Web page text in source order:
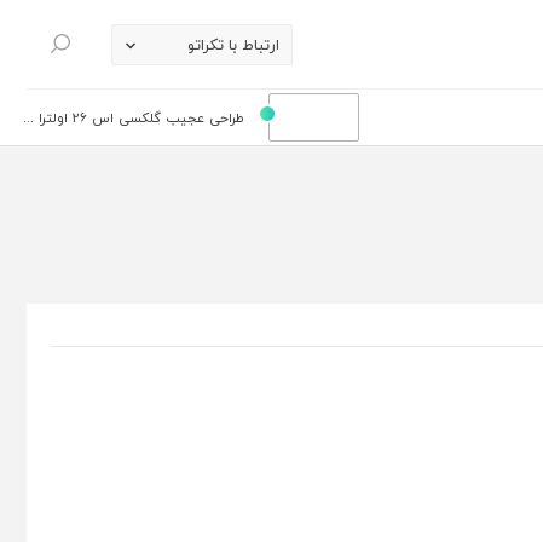
ارتباط با تکراتو
جستجو
طراحی عجیب گلکسی اس 26 اولترا ...